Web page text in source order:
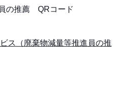
の推薦 QRコード
ス（廃棄物減量等推進員の推